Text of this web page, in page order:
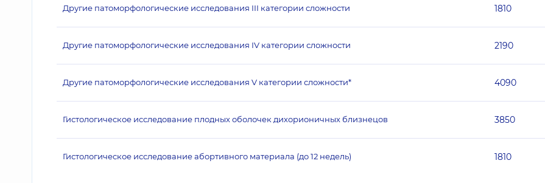
Другие патоморфологические исследования III категории сложности 1810
Другие патоморфологические исследования IV категории сложности 2190
Другие патоморфологические исследования V категории сложности* 4090
Гистологическое исследование плодных оболочек дихорионичных близнецов 3850
Гистологическое исследование абортивного материала (до 12 недель) 1810